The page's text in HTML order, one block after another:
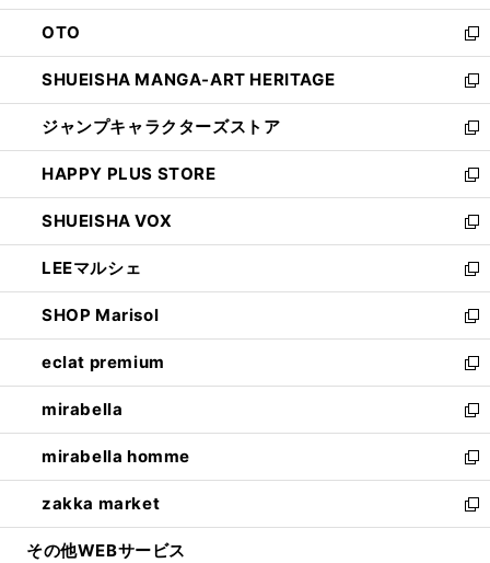
ウ
で
開
く
ン
ド
ウ
で
開
く
OTO
新
し
い
ウ
ィ
ン
ド
ウ
で
開
く
SHUEISHA MANGA-ART HERITAGE
新
し
い
ウ
ィ
ン
ド
ウ
で
開
く
ジャンプキャラクターズストア
新
し
い
ウ
ィ
ン
ド
ウ
で
開
く
HAPPY PLUS STORE
新
し
い
ウ
ィ
ン
ド
ウ
で
開
く
SHUEISHA VOX
新
し
い
ウ
ィ
ン
ド
ウ
で
開
く
LEEマルシェ
新
し
い
ウ
ィ
ン
ド
ウ
で
開
く
SHOP Marisol
新
し
い
ウ
ィ
ン
ド
ウ
で
開
eclat premium
新
し
い
ウ
ィ
ン
ド
ウ
mirabella
新
し
い
ウ
ィ
ン
mirabella homme
新
し
い
ウ
zakka market
新
し
その他WEBサービス